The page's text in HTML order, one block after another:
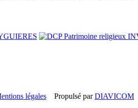
légales Propulsé par DIAVICOM